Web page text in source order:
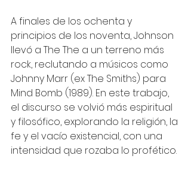
A finales de los ochenta y
principios de los noventa, Johnson
llevó a The The a un terreno más
rock, reclutando a músicos como
Johnny Marr (ex The Smiths) para
Mind Bomb (1989). En este trabajo,
el discurso se volvió más espiritual
y filosófico, explorando la religión, la
fe y el vacío existencial, con una
intensidad que rozaba lo profético.